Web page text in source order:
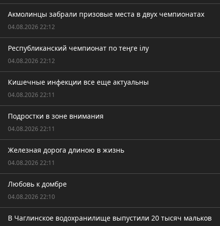
Акмолинцы забрали призовые места в двух чемпионатах
04.08.2026 22:12
Республиканский чемпионат по теңге ілу
04.08.2026 22:12
Кишечные инфекции все еще актуальны
04.08.2026 22:11
Подростки в зоне внимания
04.08.2026 22:11
Железная дорога длиною в жизнь
04.08.2026 22:11
Любовь к домбре
04.08.2026 22:10
В Чаглинское водохранилище выпустили 20 тысяч мальков